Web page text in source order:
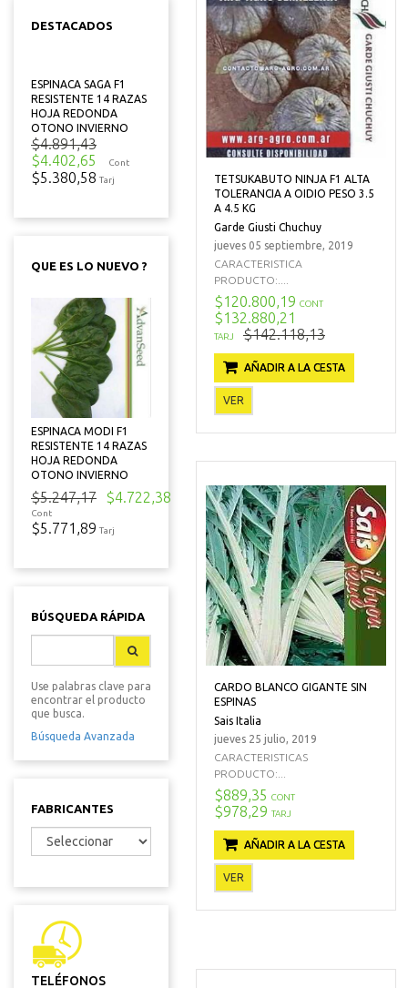
DESTACADOS
ESPINACA SAGA F1
RESISTENTE 14 RAZAS
HOJA REDONDA
OTONO INVIERNO
$4.891,43
$4.402,65
Cont
$5.380,58 Tarj
QUE ES LO NUEVO ?
ESPINACA MODI F1
RESISTENTE 14 RAZAS
HOJA REDONDA
OTONO INVIERNO
$5.247,17 $4.722,38
Cont
$5.771,89 Tarj
BÚSQUEDA RÁPIDA
Use palabras clave para
encontrar el producto
que busca.
Búsqueda Avanzada
FABRICANTES
TELÉFONOS
TETSUKABUTO NINJA F1 ALTA
TOLERANCIA A OIDIO PESO 3.5
A 4.5 KG
Garde Giusti Chuchuy
jueves 05 septiembre, 2019
CARACTERISTICA
PRODUCTO:....
$120.800,19 CONT
$132.880,21
TARJ $142.118,13
AÑADIR A LA CESTA
VER
CARDO BLANCO GIGANTE SIN
ESPINAS
Sais Italia
jueves 25 julio, 2019
CARACTERISTICAS
PRODUCTO:...
$889,35 CONT
$978,29 TARJ
AÑADIR A LA CESTA
VER